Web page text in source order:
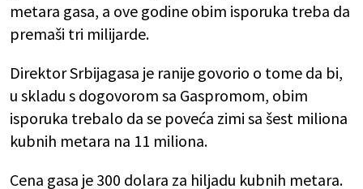
metara gasa, a ove godine obim isporuka treba da
premaši tri milijarde.
Direktor Srbijagasa je ranije govorio o tome da bi,
u skladu s dogovorom sa Gaspromom, obim
isporuka trebalo da se poveća zimi sa šest miliona
kubnih metara na 11 miliona.
Cena gasa je 300 dolara za hiljadu kubnih metara.